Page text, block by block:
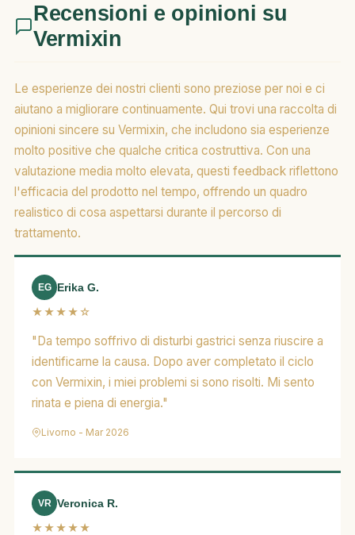
Recensioni e opinioni su
Vermixin
Le esperienze dei nostri clienti sono preziose per noi e ci
aiutano a migliorare continuamente. Qui trovi una raccolta di
opinioni sincere su Vermixin, che includono sia esperienze
molto positive che qualche critica costruttiva. Con una
valutazione media molto elevata, questi feedback riflettono
l'efficacia del prodotto nel tempo, offrendo un quadro
realistico di cosa aspettarsi durante il percorso di
trattamento.
EG
Erika G.
★★★★☆
"Da tempo soffrivo di disturbi gastrici senza riuscire a
identificarne la causa. Dopo aver completato il ciclo
con Vermixin, i miei problemi si sono risolti. Mi sento
rinata e piena di energia."
Livorno - Mar 2026
VR Veronica R.
★★★★★